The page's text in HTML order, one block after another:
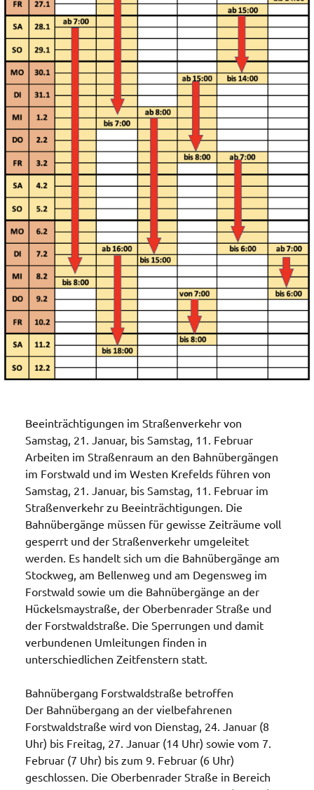
Beeinträchtigungen im Straßenverkehr von
Samstag, 21. Januar, bis Samstag, 11. Februar
Arbeiten im Straßenraum an den Bahnübergängen
im Forstwald und im Westen Krefelds führen von
Samstag, 21. Januar, bis Samstag, 11. Februar im
Straßenverkehr zu Beeinträchtigungen. Die
Bahnübergänge müssen für gewisse Zeiträume voll
gesperrt und der Straßenverkehr umgeleitet
werden. Es handelt sich um die Bahnübergänge am
Stockweg, am Bellenweg und am Degensweg im
Forstwald sowie um die Bahnübergänge an der
Hückelsmaystraße, der Oberbenrader Straße und
der Forstwaldstraße. Die Sperrungen und damit
verbundenen Umleitungen finden in
unterschiedlichen Zeitfenstern statt.
Bahnübergang Forstwaldstraße betroffen
Der Bahnübergang an der vielbefahrenen
Forstwaldstraße wird von Dienstag, 24. Januar (8
Uhr) bis Freitag, 27. Januar (14 Uhr) sowie vom 7.
Februar (7 Uhr) bis zum 9. Februar (6 Uhr)
geschlossen. Die Oberbenrader Straße in Bereich